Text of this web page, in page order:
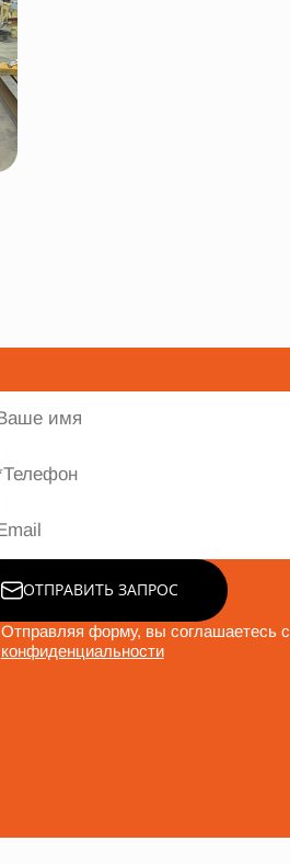
ОТПРАВИТЬ ЗАПРОС
Отправляя форму, вы соглашаетесь с
конфиденциальности